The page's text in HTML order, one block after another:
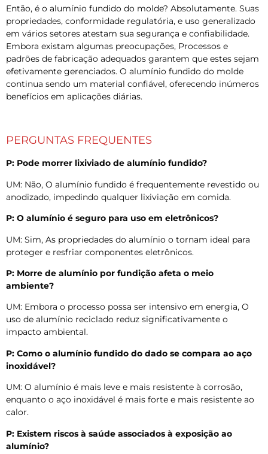
Então, é o alumínio fundido do molde? Absolutamente. Suas
propriedades, conformidade regulatória, e uso generalizado
em vários setores atestam sua segurança e confiabilidade.
Embora existam algumas preocupações, Processos e
padrões de fabricação adequados garantem que estes sejam
efetivamente gerenciados. O alumínio fundido do molde
continua sendo um material confiável, oferecendo inúmeros
benefícios em aplicações diárias.
PERGUNTAS FREQUENTES
P: Pode morrer lixiviado de alumínio fundido?
UM: Não, O alumínio fundido é frequentemente revestido ou
anodizado, impedindo qualquer lixiviação em comida.
P: O alumínio é seguro para uso em eletrônicos?
UM: Sim, As propriedades do alumínio o tornam ideal para
proteger e resfriar componentes eletrônicos.
P: Morre de alumínio por fundição afeta o meio
ambiente?
UM: Embora o processo possa ser intensivo em energia, O
uso de alumínio reciclado reduz significativamente o
impacto ambiental.
P: Como o alumínio fundido do dado se compara ao aço
inoxidável?
UM: O alumínio é mais leve e mais resistente à corrosão,
enquanto o aço inoxidável é mais forte e mais resistente ao
calor.
P: Existem riscos à saúde associados à exposição ao
alumínio?